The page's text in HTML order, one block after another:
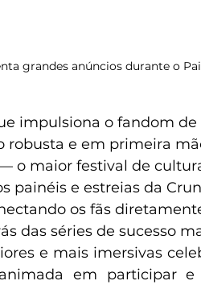
grandes anúncios durante o
impulsiona o fandom
robusta e em primeira
o maior festival de
painéis e estreias da
os fãs
das séries de sucesso
e mais imersivas
em participar